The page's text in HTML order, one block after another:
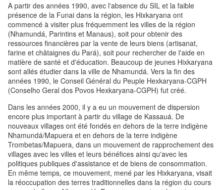
A partir des années 1990, avec l'absence du SIL et la faible
présence de la Funai dans la région, les Hixkaryana ont
commencé à visiter plus fréquemment les villes de la région
(Nhamundá, Parintins et Manaus), soit pour obtenir des
ressources financières par la vente de leurs biens (artisanat,
farine et châtaignes du Pará), soit pour rechercher de l'aide en
matière de santé et d'éducation. Beaucoup de jeunes Hixkaryana
sont allés étudier dans la ville de Nhamundá. Vers la fin des
années 1990, le Conseil Général du Peuple Hexkaryana-CGPH
(Conselho Geral dos Povos Hexkaryana-CGPH) fut créé.
Dans les années 2000, il y a eu un mouvement de dispersion
encore plus important à partir du village de Kassauá. De
nouveaux villages ont été fondés en dehors de la terre indigène
Nhamundá/Mapuera et en dehors de la terre indigène
Trombetas/Mapuera, dans un mouvement de rapprochement des
villages avec les villes et leurs bénéfices ainsi qu'avec les
politiques publiques d'assistance et de biens de consommation.
En même temps, ce mouvement, mené par les Hixkaryana, visait
la réoccupation des terres traditionnelles dans la région du cours